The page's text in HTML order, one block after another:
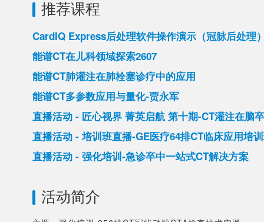
推荐课程
CardIQ Express后处理软件操作演示（冠脉后处理
能谱CT在儿科领域探索2607
能谱CT肺灌注在肺栓塞诊疗中的应用
能谱CT多参数应用与量化-贾永军
直播活动 - 匠心视界 菁英启航 第十期-CT灌注在脑
直播活动 - 培训班直播-GE医疗64排CT临床应用培
直播活动 - 强化培训-急诊卒中一站式CT解决方案
活动简介